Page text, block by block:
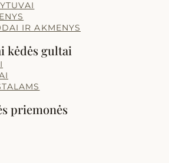
IR AKMENYS
kėdės gultai
priemonės